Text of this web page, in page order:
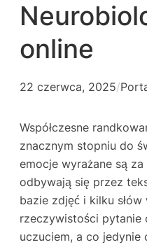
online
22 czerwca, 2025/
Współczesne
znacznym stopniu do
emocje wyrażane są
odbywają się przez
bazie zdjęć i kilku
rzeczywistości
uczuciem, a co jedynie